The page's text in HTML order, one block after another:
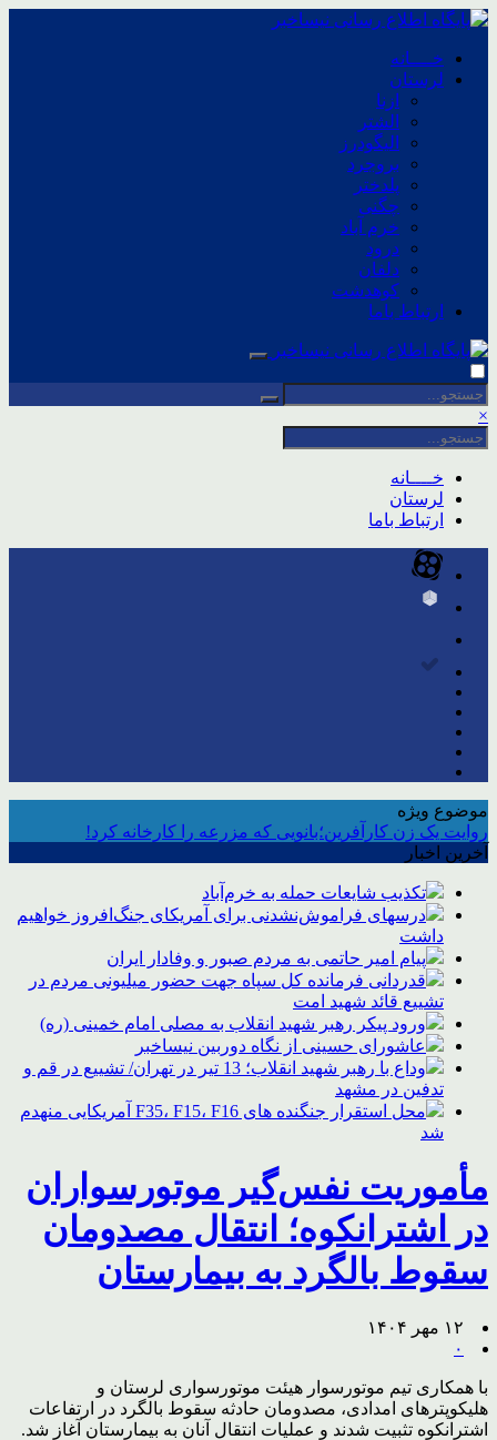
خــــانه
لرستان
ازنا
الشتر
الیگودرز
بروجرد
پلدختر
چگنی
خرم آباد
درود
دلفان
کوهدشت
ارتباط باما
×
خــــانه
لرستان
ارتباط باما
موضوع ویژه
روایت یک زن کارآفرین؛بانویی که مزرعه را کارخانه کرد!
آخرین اخبار
تکذیب شایعات حمله به خرم‌آباد
درسهای فراموش‌نشدنی برای آمریکای جنگ‌افروز خواهیم
داشت
پیام امیر حاتمی به مردم صبور و وفادار ایران
قدردانی فرمانده کل سپاه جهت حضور میلیونی مردم در
تشییع قائد شهید امت
ورود پیکر رهبر شهید انقلاب به مصلی امام خمینی (ره)
عاشورای حسینی از نگاه دوربین نیساخبر
وداع با رهبر شهید انقلاب؛ 13 تیر در تهران/ تشییع در قم و
تدفین در مشهد
محل استقرار جنگنده های F35، F15، F16 آمریکایی منهدم
شد
مأموریت نفس‌گیر موتورسواران
در اشترانکوه؛ انتقال مصدومان
سقوط بالگرد به بیمارستان
۱۲ مهر ۱۴۰۴
۰
با همکاری تیم موتورسوار هیئت موتورسواری لرستان و
هلیکوپترهای امدادی، مصدومان حادثه سقوط بالگرد در ارتفاعات
اشترانکوه تثبیت شدند و عملیات انتقال آنان به بیمارستان آغاز شد.